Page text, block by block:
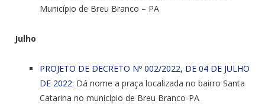
Município de Breu Branco – PA
Julho
PROJETO DE DECRETO Nº 002/2022, DE 04 DE JULHO
DE 2022: Dá nome a praça localizada no bairro Santa
Catarina no município de Breu Branco-PA